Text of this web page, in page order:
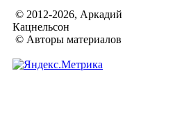
© 2012-2026, Аркадий
Кацнельсон
© Авторы материалов